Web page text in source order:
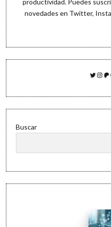
productividad. Puedes
novedades en Twitter,
Buscar